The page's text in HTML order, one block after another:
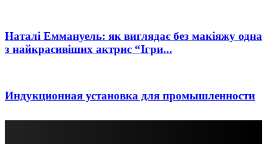
Наталі Еммануель: як виглядає без макіяжу одна
з найкрасивіших актрис “Ігри...
Индукционная установка для промышленности